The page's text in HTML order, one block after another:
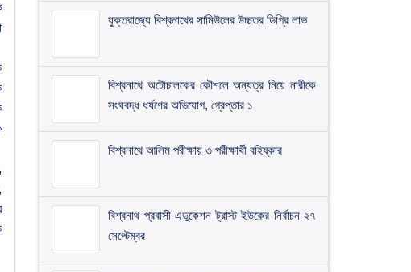
যুক্তরাজ্যে বিশ্বনাথের সামিউলের উচ্চতর ডিগ্রি লাভ
বিশ্বনাথে অটোচালকের কৌশলে অন্যত্র নিয়ে নারীকে
সংঘবদ্ধ ধর্ষণের অভিযোগ, গ্রেপ্তার ১
বিশ্বনাথে আলিম পরীক্ষায় ৩ পরীক্ষার্থী বহিষ্কার
বিশ্বনাথ প্রবাসী এডুকেশন ট্রাস্ট ইউকের নির্বাচন ২৭
সেপ্টেম্বর